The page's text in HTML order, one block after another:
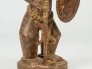
Africká socha válečníka